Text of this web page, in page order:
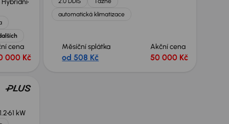
cena
000 Kč
automatická klimatizace
Měsíční splátka
od 508 Kč
Akční cena
50 000 Kč
61 kW